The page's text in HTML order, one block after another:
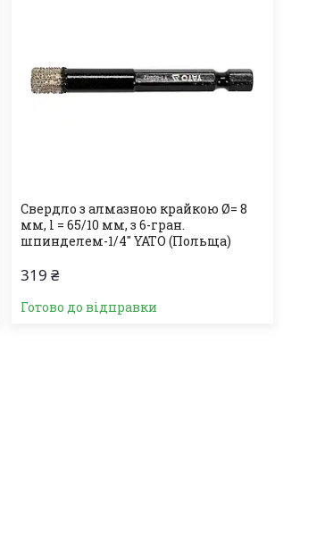
Свердло з алмазною крайкою Ø= 8
мм, l = 65/10 мм, з 6-гран.
шпинделем-1/4" YATO (Польща)
319 ₴
Готово до відправки